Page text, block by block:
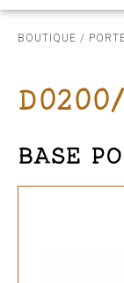
BOUTIQUE /
BASE